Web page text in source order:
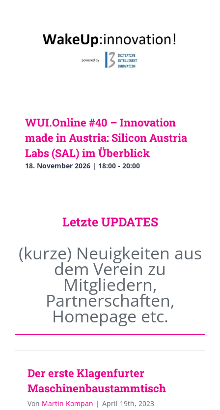
WUI.Online #40 – Innovation
made in Austria: Silicon Austria
Labs (SAL) im Überblick
18. November 2026 | 18:00 - 20:00
Letzte UPDATES
(kurze) Neuigkeiten aus
dem Verein zu
Mitgliedern,
Partnerschaften,
Homepage etc.
Der erste Klagenfurter
Maschinenbaustammtisch
Von Martin Kompan | April 19th, 2023